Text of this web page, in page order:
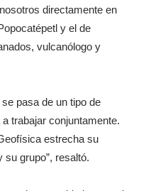
directamente en
y el de
vulcanólogo y
pasa de un tipo de
trabajar conjuntamente.
estrecha su
grupo”, resaltó.